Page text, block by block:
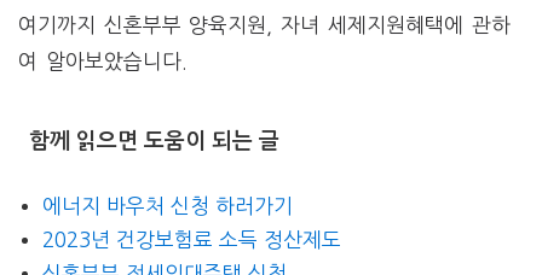
여기까지 신혼부부 양육지원, 자녀 세제지원혜택에 관하
여 알아보았습니다.
함께 읽으면 도움이 되는 글
에너지 바우처 신청 하러가기
2023년 건강보험료 소득 정산제도